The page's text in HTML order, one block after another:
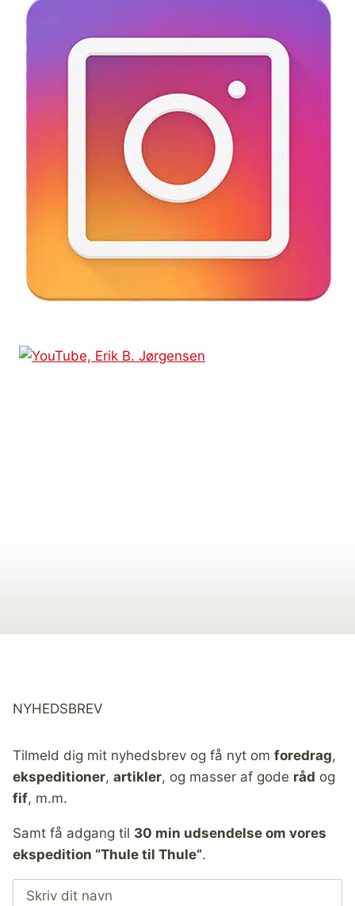
NYHEDSBREV
Tilmeld dig mit nyhedsbrev og få nyt om foredrag,
ekspeditioner, artikler, og masser af gode råd og
fif, m.m.
Samt få adgang til 30 min udsendelse om vores
ekspedition “Thule til Thule”.